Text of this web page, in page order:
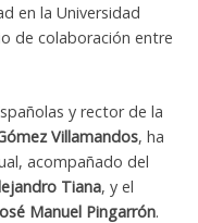
en la Universidad
de colaboración entre
y rector de la
Villamandos, ha
acompañado del
Tiana, y el
Manuel Pingarrón.